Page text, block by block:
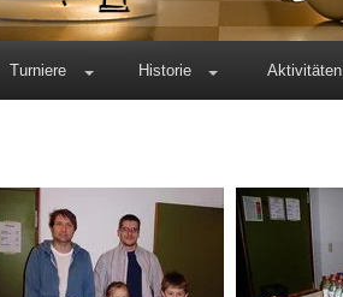
Turniere Historie Aktivitäten